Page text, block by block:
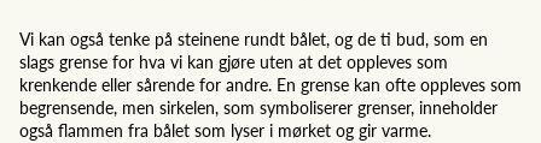
Vi kan også tenke på steinene rundt bålet, og de ti bud, som en
slags grense for hva vi kan gjøre uten at det oppleves som
krenkende eller sårende for andre. En grense kan ofte oppleves som
begrensende, men sirkelen, som symboliserer grenser, inneholder
også flammen fra bålet som lyser i mørket og gir varme.